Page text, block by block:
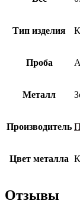
Тип изделия
Проба
Металл
Производитель
Цвет металла
Отзывы